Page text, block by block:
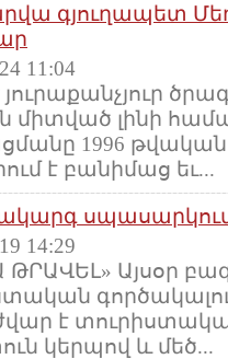
գյուղապետ
11:04
միտված լինի
1996
է բանիմաց եւ...
14:29
ԹՐԱՎԵԼ» Այսօր
է
կերպով և մեծ...